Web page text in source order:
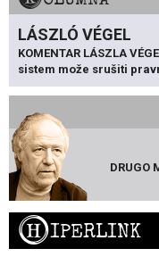
LÁSZLÓ VÉGEL
KOMENTAR LÁSZLA
sistem može srušiti
DRUGO
HIPERLINK